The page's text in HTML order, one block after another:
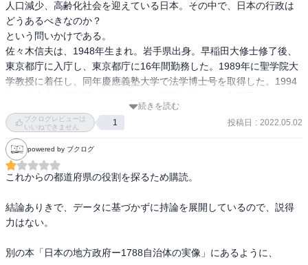
人口減少、高齢化社会を迎えている日本。その中で、日本の行政は
どうあるべきなのか？
という問いかけである。
佐々木信夫は、1948年生まれ。岩手県出身。早稲田大修士修了後、
東京都庁に入庁し、東京都庁に16年間勤務した。1989年に聖学院大
学教授に着任し、同年慶應義塾大学で法学博士号を取得した。1994
ルニア大学ロサンゼルス校（UCLA）客員研究員。都庁職員から行政
学者に転身した。いわゆる行政の専門家である。
人口が減少しているのに関わらず、日本の統治機構が、大風呂敷
のままではおかしいのではないかと指摘する。「国が１府12省庁の
本省と多くの地方支分局、県が47都道府県と多数の出先機関、20の
る。（2019年9月現在）つまり、同じような仕事を三重にも四重にも
折り重なっている。この仕組みを人口減少に合わせるような簡素で
現在、日本は支出は多く、税収入が少なく、借金で賄っているのが
続きを読む
ブクログレビューは
いいねできません
1 投稿日 : 2022.05.02
powered by ブクログ
これからの都道府県の役割を探るため購読。
結論ありきで、データに基づかずに持論を展開しているので、説得
力はない。
別の本「日本の地方政府ー1788自治体の実像」にあるように、